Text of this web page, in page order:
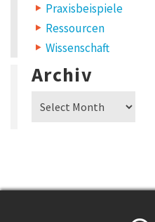
Praxisbeispiele
Ressourcen
Wissenschaft
Archiv
Archiv